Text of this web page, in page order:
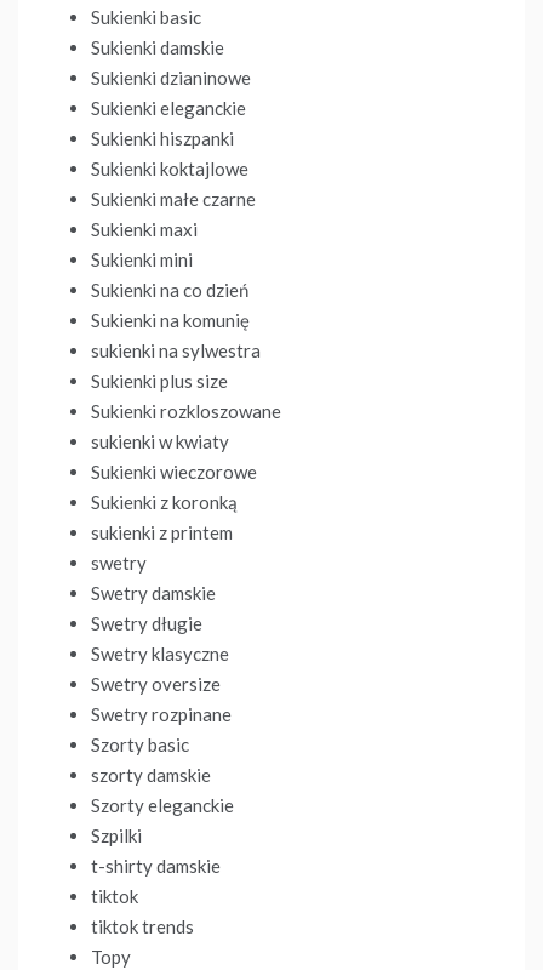
Sukienki basic
Sukienki damskie
Sukienki dzianinowe
Sukienki eleganckie
Sukienki hiszpanki
Sukienki koktajlowe
Sukienki małe czarne
Sukienki maxi
Sukienki mini
Sukienki na co dzień
Sukienki na komunię
sukienki na sylwestra
Sukienki plus size
Sukienki rozkloszowane
sukienki w kwiaty
Sukienki wieczorowe
Sukienki z koronką
sukienki z printem
swetry
Swetry damskie
Swetry długie
Swetry klasyczne
Swetry oversize
Swetry rozpinane
Szorty basic
szorty damskie
Szorty eleganckie
Szpilki
t-shirty damskie
tiktok
tiktok trends
Topy